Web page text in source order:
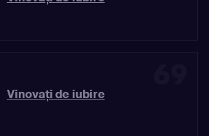
Vinovaţi de iubire